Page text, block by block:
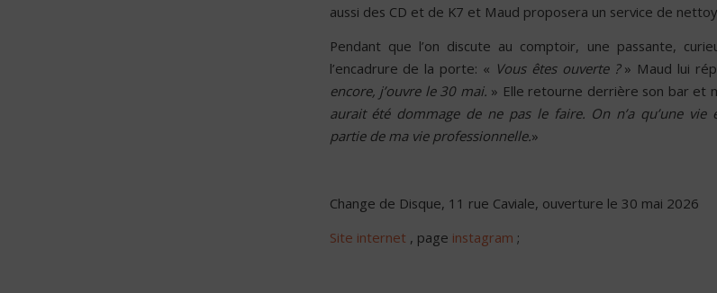
aussi des CD et de K7 et Maud proposera un service de
Pendant que l’on discute au comptoir, une passante,
l’encadrure de la porte: « Vous êtes ouverte ?» Maud lui
encore, j’ouvre le 30 mai. » Elle retourne derrière son bar et
aurait été dommage de ne pas le faire. On n’a qu’une vie
partie de ma vie professionnelle.»
Change de Disque, 11 rue Caviale, ouverture le 30 mai 2026
Site internet , page instagram ;